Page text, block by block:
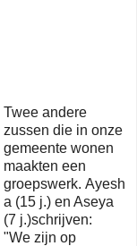
Twee andere
zussen die in onze
gemeente wonen
maakten een
groepswerk. Ayesh
a (15 j.) en Aseya
(7 j.)schrijven:
"We zijn op